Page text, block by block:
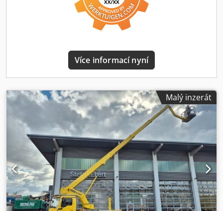
zařízení 3500 kg -Více informací, další extra velké obrázky,
popis trasy, naleznete na naší domovské stránce: -V
případě dotazů v angličtině volejte ... Klimatizace,
servisní knížka, střešní okno, Distronic, rádio, palubní
počítač, elektrická okna vpředu, elektrický imobilizér, tažné
zařízení, mlhovky, posilovač řízení, tónovaná skla, elektricky
nastavitelná zrcátka, tachograf, rezervní kolo, kabina:
krátká, vzduchové odpružení řidiče, vzduchové odpružení
sedadla řidiče, elektrická okna, z první ruky, třída emisí:
Euro 6, diesel, pohon zadních kol, HSN 1516, filtr pevných
částic, STK + TK bude před prodejem provedena, možnost
pronájmu, ekologická plaketa: 4 – zelená
Více informací nyní
Malý inzerát